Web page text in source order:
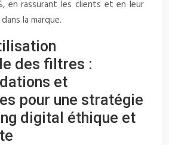
en rassurant les clients et en leur
la marque.
des filtres :
et
pour une stratégie
digital éthique et